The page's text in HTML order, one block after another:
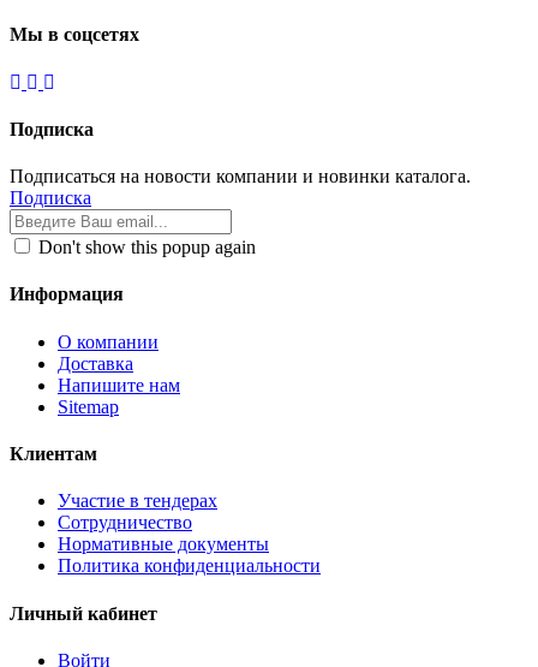
Мы в соцсетях
Подписка
Подписаться на новости компании и новинки каталога.
Подписка
Don't show this popup again
Информация
О компании
Доставка
Напишите нам
Sitemap
Клиентам
Участие в тендерах
Сотрудничество
Нормативные документы
Политика конфиденциальности
Личный кабинет
Войти